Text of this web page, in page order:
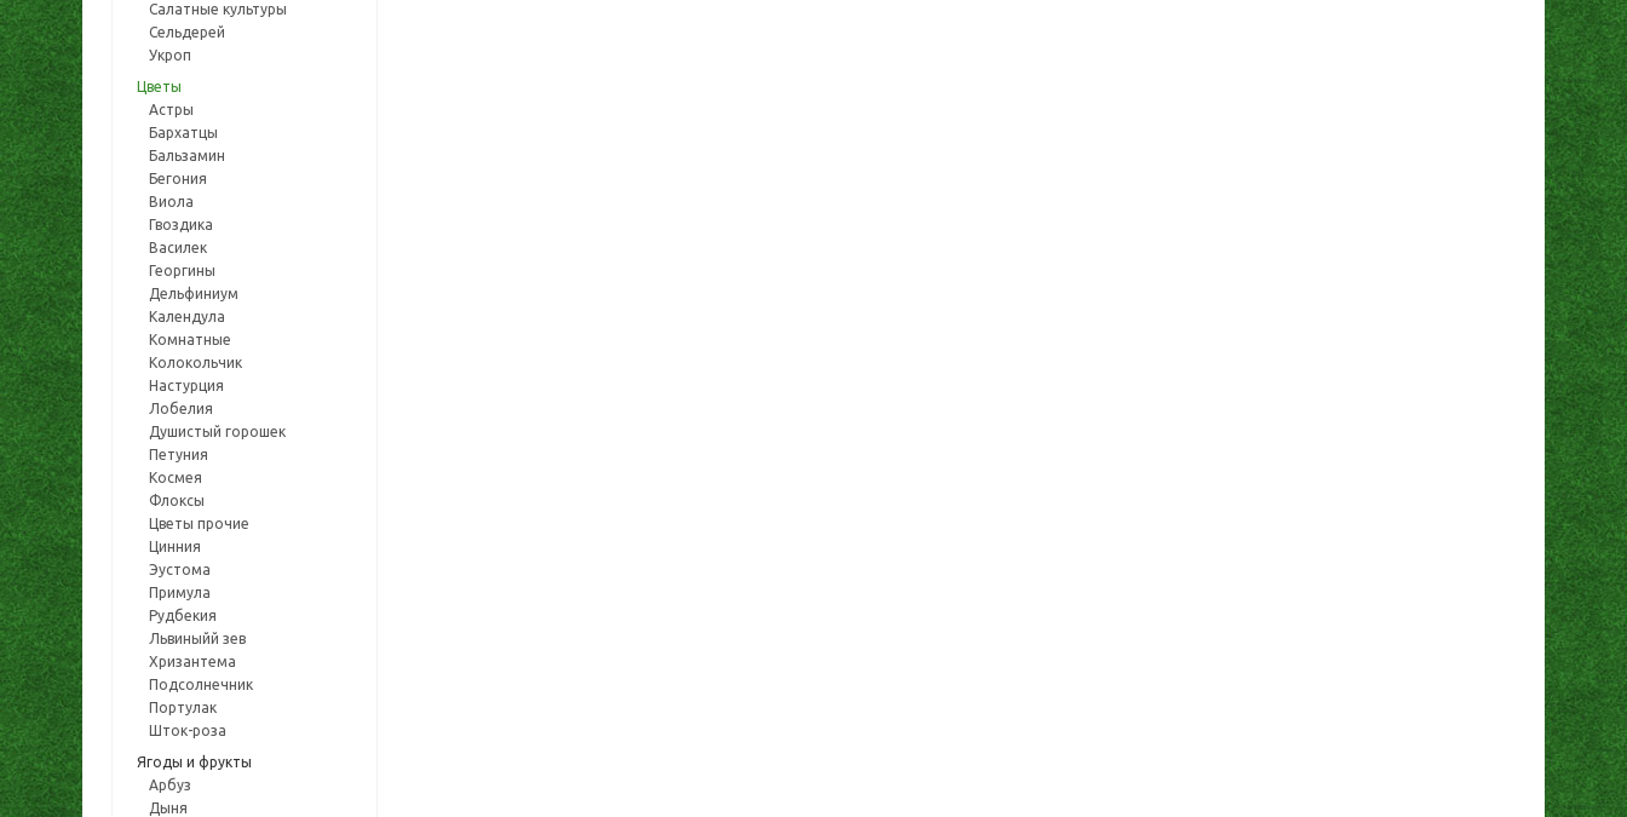
Салатные культуры
Сельдерей
Укроп
Цветы
Астры
Бархатцы
Бальзамин
Бегония
Виола
Гвоздика
Василек
Георгины
Дельфиниум
Календула
Комнатные
Колокольчик
Настурция
Лобелия
Душистый горошек
Петуния
Космея
Флоксы
Цветы прочие
Цинния
Эустома
Примула
Рудбекия
Львиныйй зев
Хризантема
Подсолнечник
Портулак
Шток-роза
Ягоды и фрукты
Арбуз
Дыня